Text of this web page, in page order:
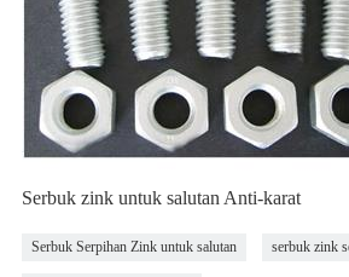
Serbuk zink untuk salutan Anti-karat
Serbuk Serpihan Zink untuk salutan serbuk zink